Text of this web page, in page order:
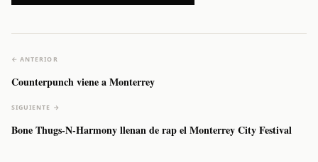
← ANTERIOR
Counterpunch viene a Monterrey
SIGUIENTE →
Bone Thugs-N-Harmony llenan de rap el Monterrey City Festival